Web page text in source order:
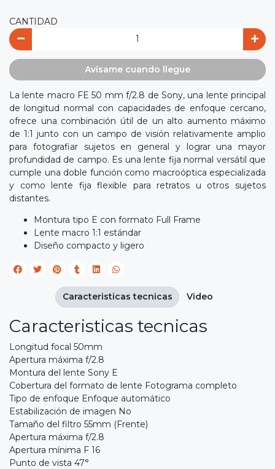
CANTIDAD
Avísame cuando llegue
La lente macro FE 50 mm f/2.8 de Sony, una lente principal
de longitud normal con capacidades de enfoque cercano,
ofrece una combinación útil de un alto aumento máximo
de 1:1 junto con un campo de visión relativamente amplio
para fotografiar sujetos en general y lograr una mayor
profundidad de campo. Es una lente fija normal versátil que
cumple una doble función como macroóptica especializada
y como lente fija flexible para retratos u otros sujetos
distantes.
Montura tipo E con formato Full Frame
Lente macro 1:1 estándar
Diseño compacto y ligero
Caracteristicas tecnicas
Longitud focal 50mm
Apertura máxima f/2.8
Montura del lente Sony E
Cobertura del formato de lente Fotograma completo
Tipo de enfoque Enfoque automático
Estabilización de imagen No
Tamaño del filtro 55mm (Frente)
Apertura máxima f/2.8
Apertura mínima F 16
Punto de vista 47°
Caracteristicas tecnicas Video